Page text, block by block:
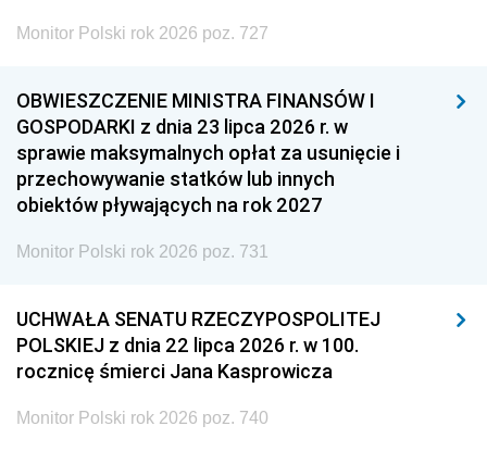
Monitor Polski rok 2026 poz. 727
OBWIESZCZENIE MINISTRA FINANSÓW I
GOSPODARKI z dnia 23 lipca 2026 r. w
sprawie maksymalnych opłat za usunięcie i
przechowywanie statków lub innych
obiektów pływających na rok 2027
Monitor Polski rok 2026 poz. 731
UCHWAŁA SENATU RZECZYPOSPOLITEJ
POLSKIEJ z dnia 22 lipca 2026 r. w 100.
rocznicę śmierci Jana Kasprowicza
Monitor Polski rok 2026 poz. 740